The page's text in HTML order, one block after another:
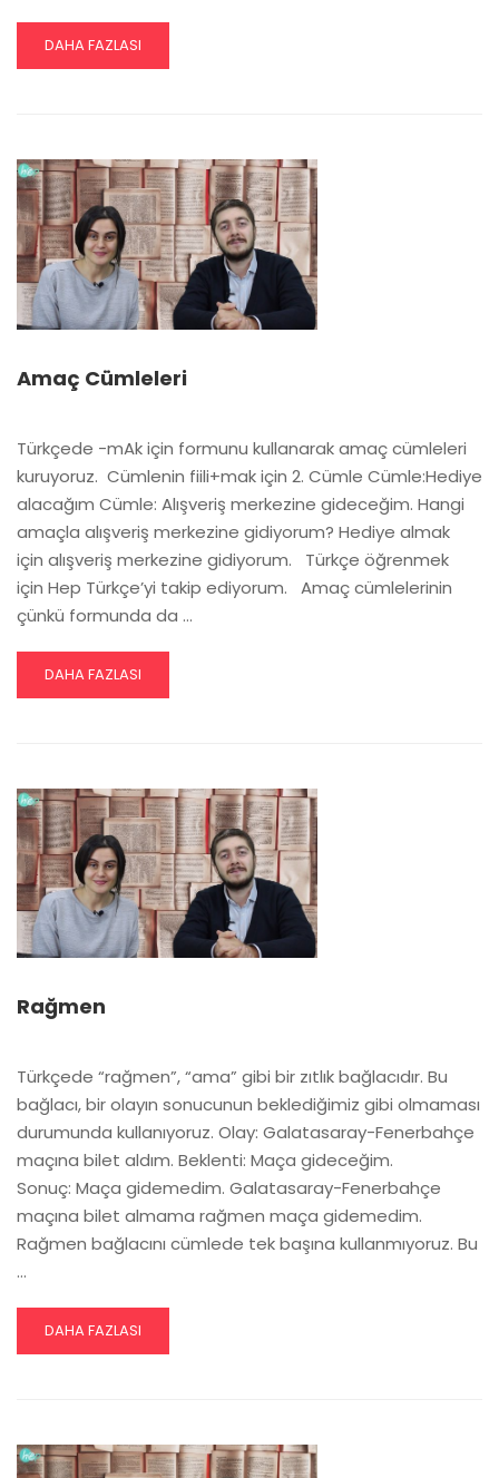
READ
MORE
EKI
“-
KEN”
DAHA FAZLASI
Amaç Cümleleri
Türkçede -mAk için formunu kullanarak amaç cümleleri
kuruyoruz. ​ Cümlenin fiili+mak için 2. Cümle Cümle:Hediye
alacağım Cümle: Alışveriş merkezine gideceğim. Hangi
amaçla alışveriş merkezine gidiyorum? Hediye almak
için alışveriş merkezine gidiyorum. Türkçe öğrenmek
için Hep Türkçe’yi takip ediyorum. Amaç cümlelerinin
çünkü formunda da …
READ
MORE
DAHA FAZLASI
Rağmen
Türkçede “rağmen”, “ama” gibi bir zıtlık bağlacıdır. Bu
bağlacı, bir olayın sonucunun beklediğimiz gibi olmaması
durumunda kullanıyoruz. Olay: Galatasaray-Fenerbahçe
maçına bilet aldım. Beklenti: Maça gideceğim.
Sonuç: Maça gidemedim. Galatasaray-Fenerbahçe
maçına bilet almama rağmen maça gidemedim.
Rağmen bağlacını cümlede tek başına kullanmıyoruz. Bu
…
READ
MORE
DAHA FAZLASI